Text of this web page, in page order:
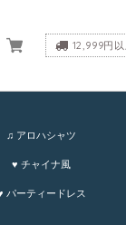
12,999円
♫ アロハシャツ
♥ チャイナ風
パーティードレス